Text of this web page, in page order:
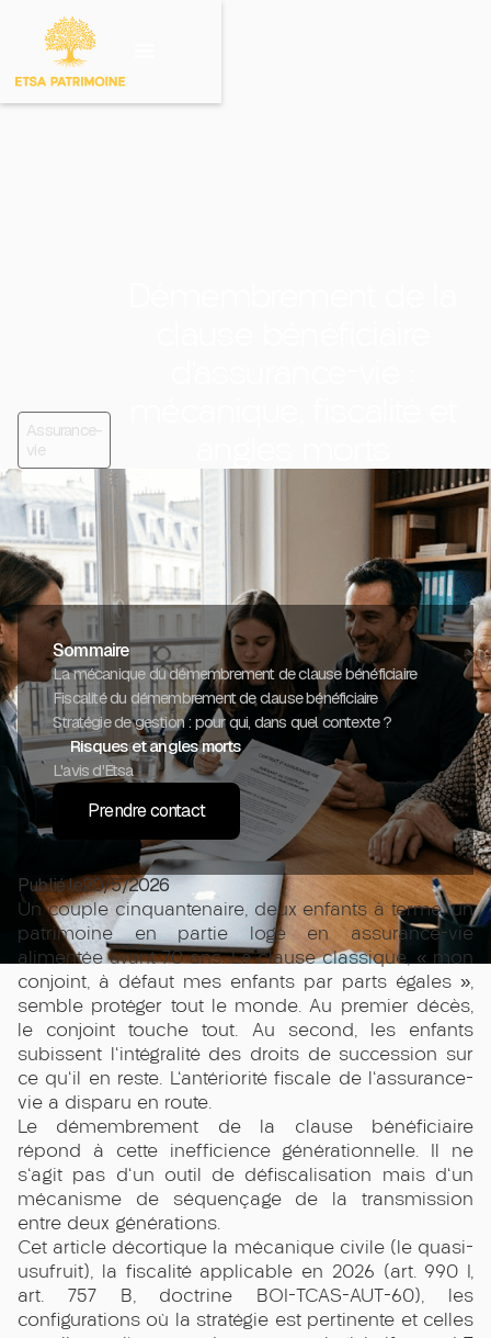
Investir sur un
produit
Assurance-
vie
Sommaire
La mécanique du démembrement de clause bénéficiaire
Fiscalité du démembrement de clause bénéficiaire
Stratégie de gestion : pour qui, dans quel contexte ?
Risques et angles morts
L'avis d'Etsa
Prendre contact
Publié le20/5/2026
Un couple cinquantenaire, deux enfants à terme, un
patrimoine en partie logé en assurance-vie
alimentée avant 70 ans. La clause classique, « mon
conjoint, à défaut mes enfants par parts égales »,
semble protéger tout le monde. Au premier décès,
le conjoint touche tout. Au second, les enfants
subissent l'intégralité des droits de succession sur
ce qu'il en reste. L'antériorité fiscale de l'assurance-
vie a disparu en route.
Le démembrement de la clause bénéficiaire
répond à cette inefficience générationnelle. Il ne
s'agit pas d'un outil de défiscalisation mais d'un
mécanisme de séquençage de la transmission
entre deux générations.
Cet article décortique la mécanique civile (le quasi-
usufruit), la fiscalité applicable en 2026 (art. 990 I,
art. 757 B, doctrine BOI-TCAS-AUT-60), les
configurations où la stratégie est pertinente et celles